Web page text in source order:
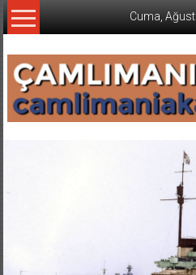
İçeriğe
geç
Cuma,